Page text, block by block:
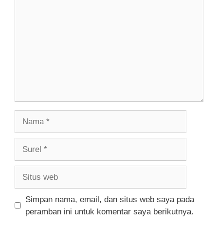
Simpan nama, email, dan situs web saya pada
peramban ini untuk komentar saya berikutnya.